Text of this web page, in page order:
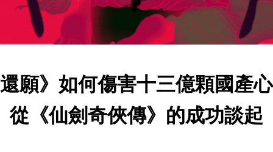
願》如何傷害十三億顆國產
從《仙劍奇俠傳》的成功談起